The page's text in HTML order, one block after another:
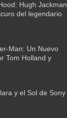
Hugh Jackman
del legendario
Man: Un Nuevo
Tom Holland y
y el Sol de Sony